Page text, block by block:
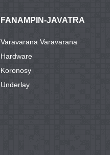
FANAMPIN-JAVATRA
Varavarana Varavarana
Hardware
Koronosy
Underlay